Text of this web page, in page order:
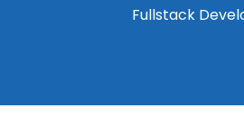
Fullstack